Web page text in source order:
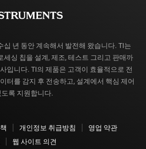
십 년 동안 계속해서 발전해 왔습니다. TI는
세싱 칩을 설계, 제조, 테스트 그리고 판매까
입니다. TI의 제품은 고객이 효율적으로 전
터를 감지 후 전송하고, 설계에서 핵심 제어
록 지원합니다.
개인정보 취급방침
영업 약관
웹 사이트 의견